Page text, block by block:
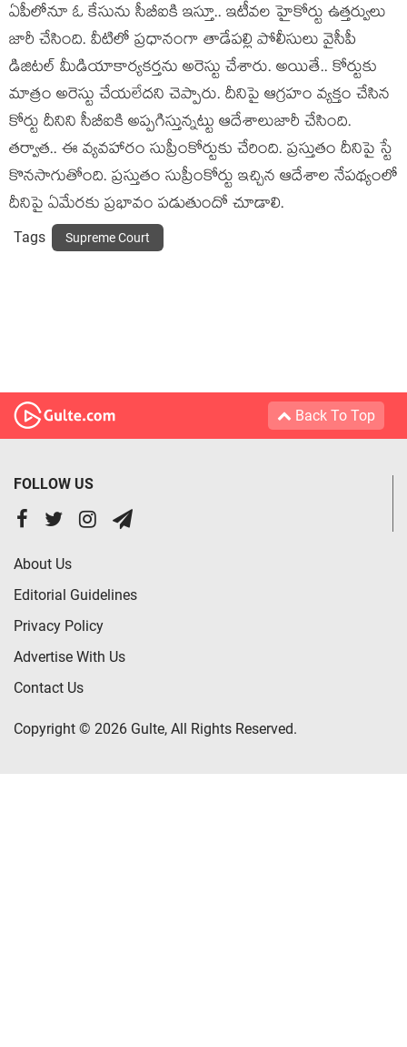
ఏపీలోనూ ఓ కేసును సీబీఐకి ఇస్తూ.. ఇటీవ‌ల హైకోర్టు ఉత్త‌ర్వులు
జారీ చేసింది. వీటిలో ప్ర‌ధానంగా తాడేప‌ల్లి పోలీసులు వైసీపీ
డిజిట‌ల్ మీడియాకార్య‌క‌ర్త‌ను అరెస్టు చేశారు. అయితే.. కోర్టుకు
మాత్రం అరెస్టు చేయ‌లేద‌ని చెప్పారు. దీనిపై ఆగ్ర‌హం వ్య‌క్తం చేసిన
కోర్టు దీనిని సీబీఐకి అప్ప‌గిస్తున్న‌ట్టు ఆదేశాలుజారీ చేసింది.
త‌ర్వాత‌.. ఈ వ్య‌వ‌హారం సుప్రీంకోర్టుకు చేరింది. ప్ర‌స్తుతం దీనిపై స్టే
కొన‌సాగుతోంది. ప్ర‌స్తుతం సుప్రీంకోర్టు ఇచ్చిన ఆదేశాల నేప‌థ్యంలో
దీనిపై ఏమేర‌కు ప్ర‌భావం ప‌డుతుందో చూడాలి.
Tags Supreme Court
Back To Top
FOLLOW US
About Us
Editorial Guidelines
Privacy Policy
Advertise With Us
Contact Us
Copyright © 2026 Gulte, All Rights Reserved.